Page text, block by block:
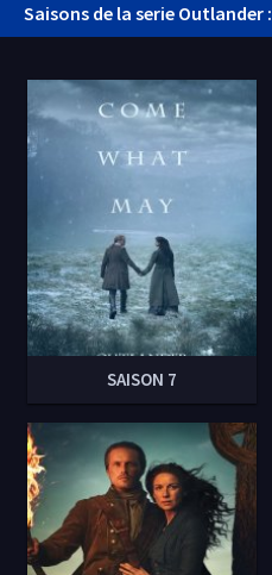
Saisons de la serie Outlander :
SAISON 7